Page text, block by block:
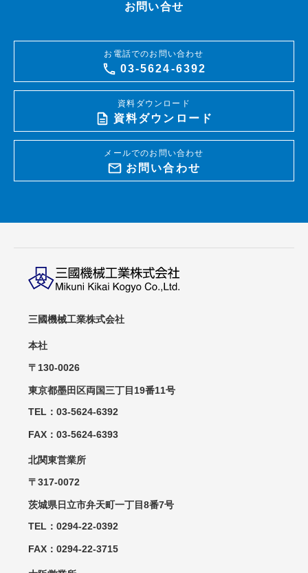
お問い合せ
お電話でのお問い合わせ
03-5624-6392
資料ダウンロード
資料ダウンロード
メールでのお問い合わせ
お問い合わせ
三國機械工業株式会社
本社
〒130-0026
東京都墨田区両国三丁目19番11号
TEL：03-5624-6392
FAX：03-5624-6393
北関東営業所
〒317-0072
茨城県日立市弁天町一丁目8番7号
TEL：0294-22-0392
FAX：0294-22-3715